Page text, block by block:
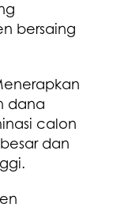
bersaing
dana
calon
dan